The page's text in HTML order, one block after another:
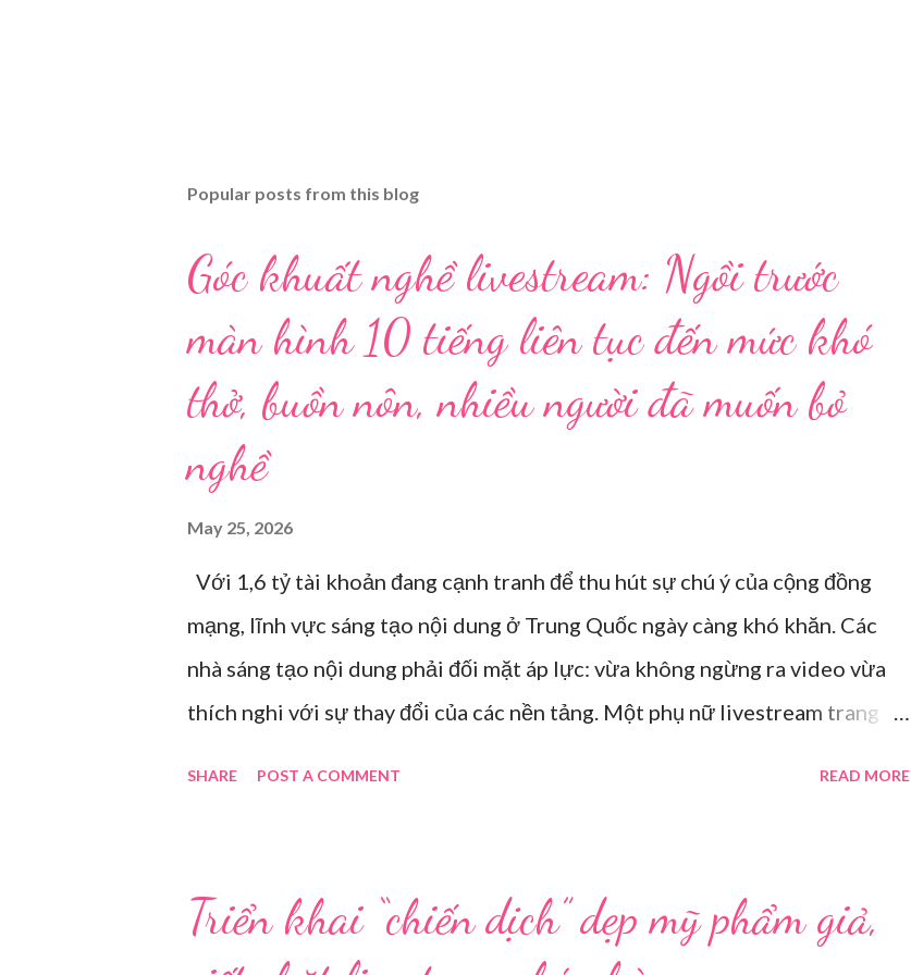
Popular posts from this blog
Góc khuất nghề livestream: Ngồi trước
màn hình 10 tiếng liên tục đến mức khó
thở, buồn nôn, nhiều người đã muốn bỏ
nghề
May 25, 2026
Với 1,6 tỷ tài khoản đang cạnh tranh để thu hút sự chú ý của cộng đồng
mạng, lĩnh vực sáng tạo nội dung ở Trung Quốc ngày càng khó khăn. Các
nhà sáng tạo nội dung phải đối mặt áp lực: vừa không ngừng ra video vừa
thích nghi với sự thay đổi của các nền tảng. Một phụ nữ livestream trang
vài phút, phòng khách được sắp xếp lại. Hai đèn chiếu ngược sáng bật lên.
SHARE POST A COMMENT READ MORE
Triển khai “chiến dịch” dẹp mỹ phẩm giả,